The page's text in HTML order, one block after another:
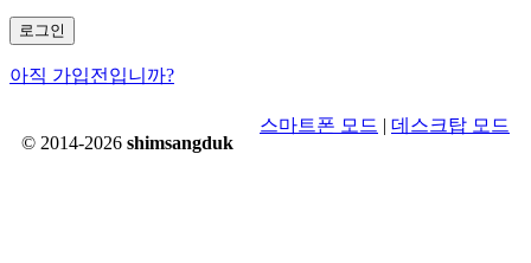
로그인
아직 가입전입니까?
© 2014-2026 shimsangduk
스마트폰 모드 | 데스크탑 모드